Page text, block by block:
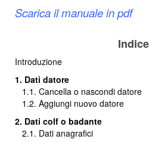
Scarica il manuale in pdf
Indice
Introduzione
1. Dati datore
1.1. Cancella o nascondi datore
1.2. Aggiungi nuovo datore
2. Dati colf o badante
2.1. Dati anagrafici